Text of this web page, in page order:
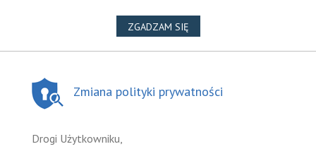
ZGADZAM SIĘNA WYKORZYSTANIE PLIKÓW
Zmiana polityki prywatności
Drogi Użytkowniku,